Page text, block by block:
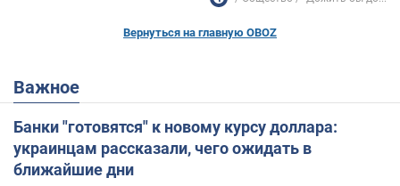
Вернуться на главную OBOZ
Важное
Банки "готовятся" к новому курсу доллара:
украинцам рассказали, чего ожидать в
ближайшие дни